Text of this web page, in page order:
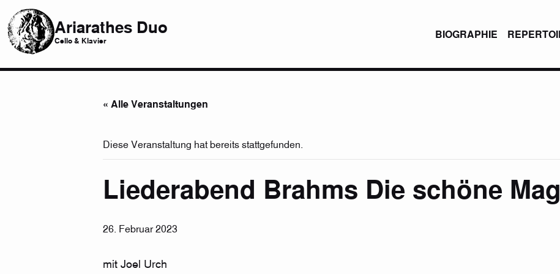
Ariarathes Duo
Cello & Klavier
BIOGRAPHIE
« Alle Veranstaltungen
Diese Veranstaltung hat bereits stattgefunden.
Liederabend Brahms Die schöne
26. Februar 2023
mit Joel Urch